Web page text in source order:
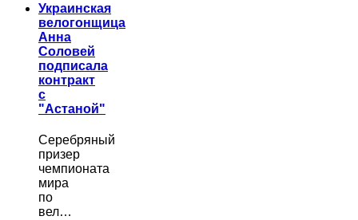
Украинская
велогонщица
Анна
Соловей
подписала
контракт
с
"Астаной"
Серебряный
призер
чемпионата
мира
по
вел…